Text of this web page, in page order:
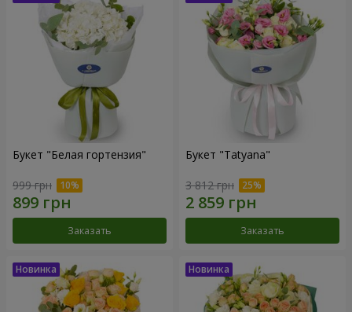
Букет "Белая гортензия"
999 грн
Заказать
Букет "Tatyana"
3 812 грн
Заказать